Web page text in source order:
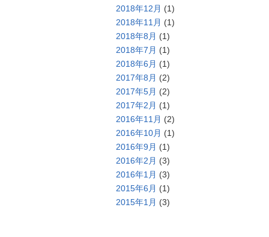
2018年12月 (1)
2018年11月 (1)
2018年8月 (1)
2018年7月 (1)
2018年6月 (1)
2017年8月 (2)
2017年5月 (2)
2017年2月 (1)
2016年11月 (2)
2016年10月 (1)
2016年9月 (1)
2016年2月 (3)
2016年1月 (3)
2015年6月 (1)
2015年1月 (3)